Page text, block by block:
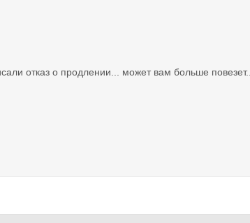
отказ о продлении... может вам больше повезет...